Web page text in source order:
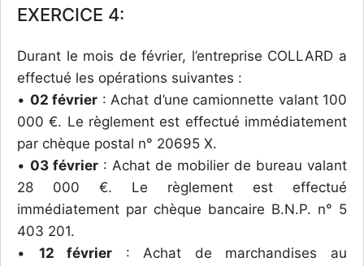
EXERCICE 4:
Durant le mois de février, l’entreprise COLLARD a
effectué les opérations suivantes :
• 02 février : Achat d’une camionnette valant 100
000 €. Le règlement est effectué immédiatement
par chèque postal n° 20695 X.
• 03 février : Achat de mobilier de bureau valant
28 000 €. Le règlement est effectué
immédiatement par chèque bancaire B.N.P. n° 5
403 201.
• 12 février : Achat de marchandises au